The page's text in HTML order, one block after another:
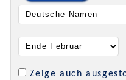
Zeige auch